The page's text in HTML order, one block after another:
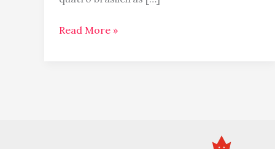
Read More »